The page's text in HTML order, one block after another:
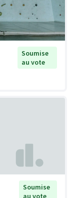
Soumise
au vote
Soumise
au vote